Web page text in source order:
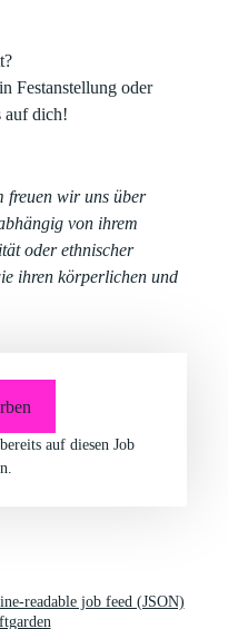
Festanstellung oder
auf dich!
freuen wir uns über
von ihrem
oder ethnischer
ihren körperlichen und
auf diesen Job
readable job feed (JSON)